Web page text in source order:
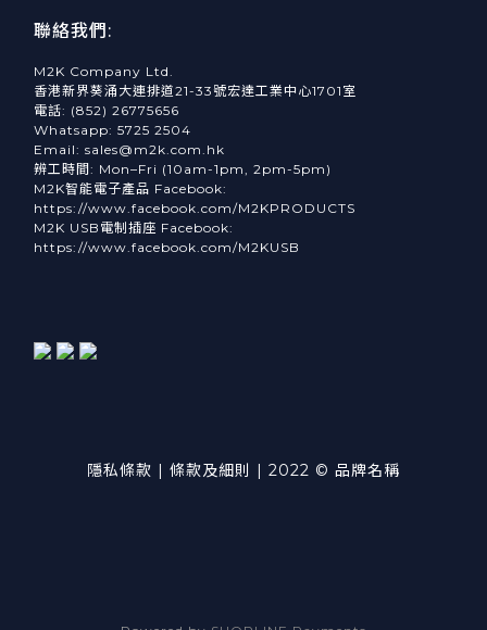
聯絡我們:
M2K Company Ltd.
香港新界葵涌大連排道21-33號宏達工業中心1701室
電話: (852) 26775656
Whatsapp: 5725 2504
Email: sales@m2k.com.hk
辨工時間: Mon–Fri (10am-1pm, 2pm-5pm)
M2K智能電子產品 Facebook:
https://www.facebook.com/M2KPRODUCTS
M2K USB電制插座 Facebook:
https://www.facebook.com/M2KUSB
隱私條款 | 條款及細則 | 2022 © 品牌名稱